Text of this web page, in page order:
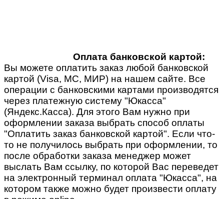
Оплата банковской картой:
Вы можете оплатить заказ любой банковской
картой (Visa, MC, МИР) на нашем сайте. Все
операции с банковскими картами производятся
через платежную систему "Юкасса"
(Яндекс.Касса). Для этого Вам нужно при
оформлении заказа выбрать способ оплаты
"Оплатить заказ банковской картой". Если что-
то не получилось выбрать при оформлении, то
после обработки заказа менеджер может
выслать Вам ссылку, по которой Вас переведет
на электронный терминал оплата "Юкасса", на
котором также можно будет произвести оплату